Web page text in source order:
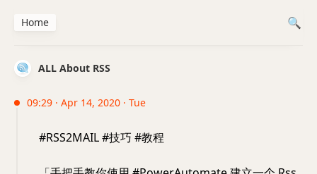
ALL About RSS
09:29 · Apr 14, 2020 · Tue
#RSS2MAIL #技巧 #教程
Home